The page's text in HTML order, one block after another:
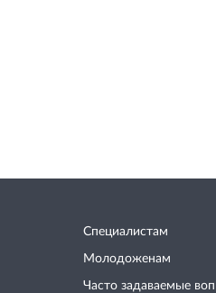
Специалистам
Молодоженам
Часто задаваемые